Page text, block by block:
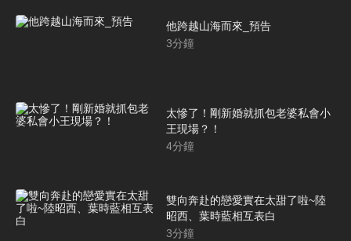
他跨越山海而來_預告
3分鐘
太慘了！剛新婚就抓包老婆私會小
王現場？！
4分鐘
雙向奔赴的戀愛實在太甜了啦~陸
昭西、葉時藍相互表白
3分鐘